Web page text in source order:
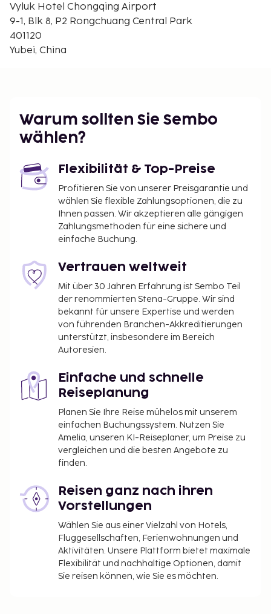
Huguang Guild Hall – 22,2 km
Arhat-Tempel – 22,5 km
Hongyadong – 22,6 km
Fußgängerzone Jiefangbei – 22,7 km
Der nächstgelegene größere Flughafen ist
Flughafen Jiangbei Intl. (CKG) – 4,9 km
Zum Angebot gehören eine Gepäckaufbewahrung,
Ort gibt es Folgendes: Parken ohne Service
(kostenpflichtig). Kostenloses WLAN und ein
Concierge-Service gehören zur Austattung. Die von
unserem Bewertungssystem angegebene
Unterkunftsklasse basiert auf der Art der
Unterkunft, Annehmlichkeiten und Services.
Nur angemeldete Gäste erhalten Zugang zu den
Zimmern.
Vyluk Hotel Chongqing Airport
9-1, Blk 8, P2 Rongchuang Central Park
401120
Yubei, China
Warum sollten Sie Sembo
wählen?
Flexibilität & Top-Preise
Profitieren Sie von unserer Preisgarantie und
wählen Sie flexible Zahlungsoptionen, die zu
Ihnen passen. Wir akzeptieren alle gängigen
Zahlungsmethoden für eine sichere und
einfache Buchung.
Vertrauen weltweit
Mit über 30 Jahren Erfahrung ist Sembo Teil
der renommierten Stena-Gruppe. Wir sind
bekannt für unsere Expertise und werden
von führenden Branchen-Akkreditierungen
unterstützt, insbesondere im Bereich
Autoresien.
Einfache und schnelle
Reiseplanung
Planen Sie Ihre Reise mühelos mit unserem
einfachen Buchungssystem. Nutzen Sie
Amelia, unseren KI-Reiseplaner, um Preise zu
vergleichen und die besten Angebote zu
finden.
Reisen ganz nach ihren
Vorstellungen
Wählen Sie aus einer Vielzahl von Hotels,
Fluggesellschaften, Ferienwohnungen und
Aktivitäten. Unsere Plattform bietet maximale
Flexibilität und nachhaltige Optionen, damit
Sie reisen können, wie Sie es möchten.